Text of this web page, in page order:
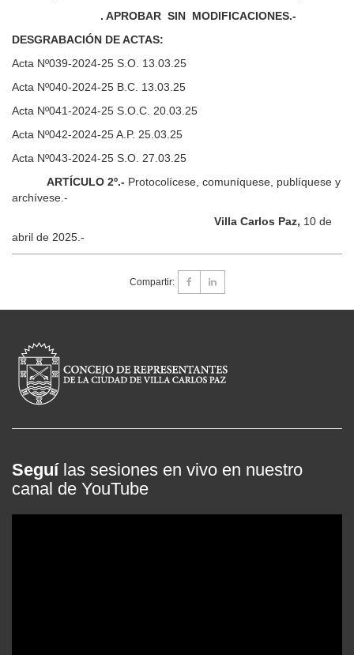
. APROBAR SIN MODIFICACIONES.-
DESGRABACIÓN DE ACTAS:
Acta Nº039-2024-25 S.O. 13.03.25
Acta Nº040-2024-25 B.C. 13.03.25
Acta Nº041-2024-25 S.O.C. 20.03.25
Acta Nº042-2024-25 A.P. 25.03.25
Acta Nº043-2024-25 S.O. 27.03.25
ARTÍCULO 2º.- Protocolícese, comuníquese, publíquese y
archívese.-
Villa Carlos Paz, 10 de
abril de 2025.-
Compartir:
Seguílas sesiones en vivo en nuestro
canal de YouTube